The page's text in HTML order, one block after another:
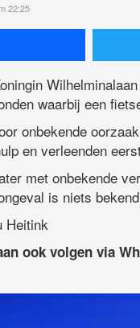
22:25
waarbij een
onbekende
en verleenden
met onbekende
is niets
Heitink
ook volgen via